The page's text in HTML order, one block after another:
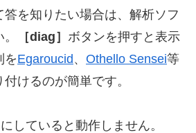
答を知りたい場合は、解析ソフ
［diag］ ボタンを押すと表示
をEgaroucid、 Othello Sensei等
けるのが簡単です。
していると動作しません。